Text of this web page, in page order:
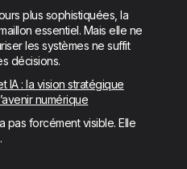
plus sophistiquées, la
essentiel. Mais elle ne
les systèmes ne suffit
décisions.
IA : la vision stratégique
numérique
pas forcément visible. Elle